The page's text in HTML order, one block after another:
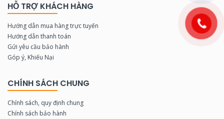
HỖ TRỢ KHÁCH HÀNG
Hướng dẫn mua hàng trực tuyến
Hướng dẫn thanh toán
Gửi yêu cầu bảo hành
Góp ý, Khiếu Nại
CHÍNH SÁCH CHUNG
Chính sách, quy định chung
Chính sách bảo hành